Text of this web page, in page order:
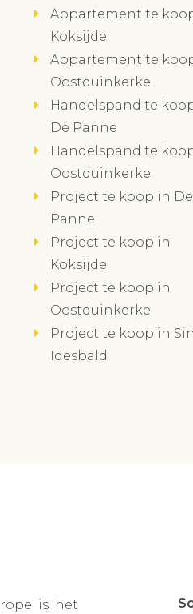
Appartement te
Koksijde
Appartement te
Oostduinkerke
Handelspand te
De Panne
Handelspand te
Oostduinkerke
Project te koop in De
Panne
Project te koop in
Koksijde
Project te koop in
Oostduinkerke
Project te koop in
Idesbald
is het